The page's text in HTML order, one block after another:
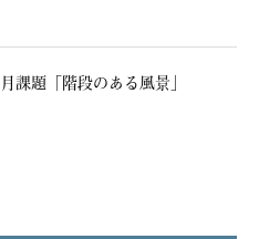
課題「階段のある風景」